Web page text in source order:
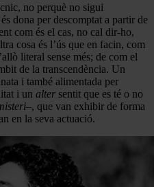
no perquè no sigui
dona per descomptat a partir de
com és el cas, no cal dir-ho,
cosa és l’ús que en facin, com
literal sense més; de com el
de la transcendència. Un
i també alimentada per
i un alter sentit que es té o no
–, que van exhibir de forma
en la seva actuació.